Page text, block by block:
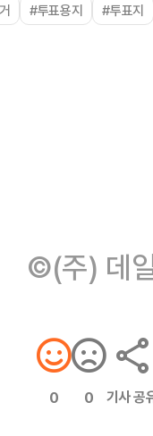
#투표용지 #투표지
©(주) 데
0 0 기사 공